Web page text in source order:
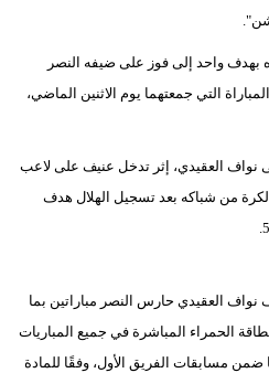
بيئة
أبراج
سيارات
بهدف واحد إلى فوز على ضيفه النصر
التي جمعتهما يوم الاثنين الماضي،
العقيدي، إثر تدخل عنيف على لاعب
الكرة من شباكه بعد تسجيل الهلال هدف
نواف العقيدي حارس النصر مباراتين بما
الحمراء المباشرة في جميع المباريات
ضمن مسابقات الفريق الأول، وفقًا للمادة